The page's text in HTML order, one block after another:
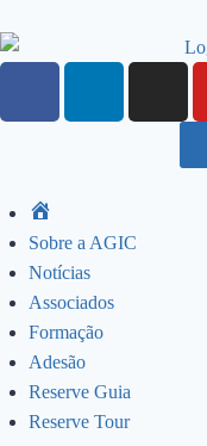
Sobre a AGIC
Notícias
Associados
Formação
Adesão
Reserve Guia
Reserve Tour